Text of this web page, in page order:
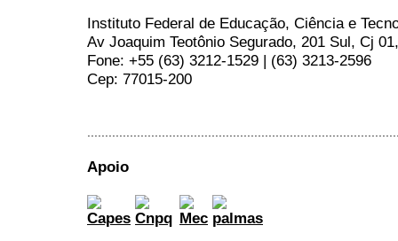
Instituto Federal de Educação, Ciência e
Av Joaquim Teotônio Segurado, 201 Sul, Cj
Fone: +55 (63) 3212-1529 | (63) 3213-2596
Cep: 77015-200
Apoio